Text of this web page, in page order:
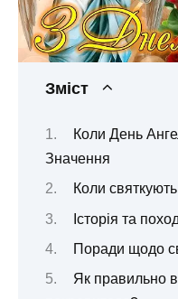
Зміст
Коли День
Значення
Коли
Історія та
Поради щодо
Як правильно